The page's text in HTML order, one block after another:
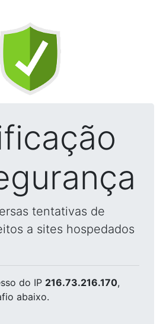
tentativas de
a sites hospedados
do IP 216.73.216.170,
abaixo.